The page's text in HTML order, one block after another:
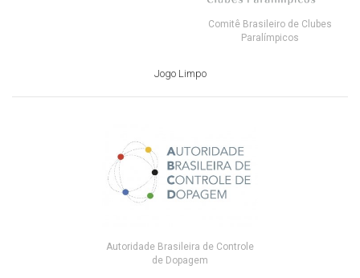
Comitê Brasileiro de Clubes
Paralímpicos
Jogo Limpo
Autoridade Brasileira de Controle
de Dopagem